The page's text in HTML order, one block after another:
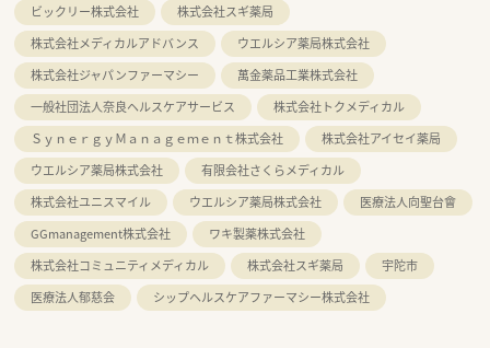
ビックリー株式会社
株式会社スギ薬局
株式会社メディカルアドバンス
ウエルシア薬局株式会社
株式会社ジャパンファーマシー
萬金薬品工業株式会社
一般社団法人奈良ヘルスケアサービス
株式会社トクメディカル
ＳｙｎｅｒｇｙＭａｎａｇｅｍｅｎｔ株式会社
株式会社アイセイ薬局
ウエルシア薬局株式会社
有限会社さくらメディカル
株式会社ユニスマイル
ウエルシア薬局株式会社
医療法人向聖台會
GGmanagement株式会社
ワキ製薬株式会社
株式会社コミュニティメディカル
株式会社スギ薬局
宇陀市
医療法人郁慈会
シップヘルスケアファーマシー株式会社